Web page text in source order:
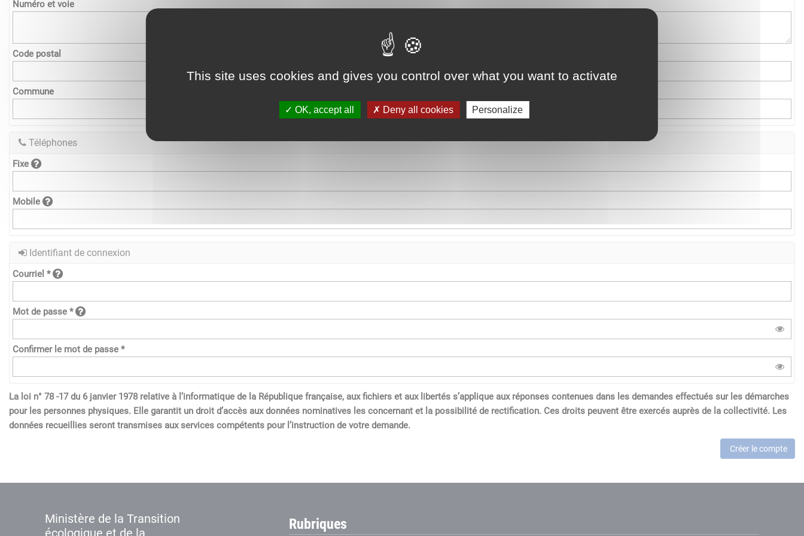
This site uses cookies and gives you control over what you want to activate
OK, accept all Deny all cookies Personalize
Numéro et voie
Code postal
Commune
Téléphones
Fixe
Mobile
Identifiant de connexion
Courriel *
Mot de passe *
Confirmer le mot de passe *
La loi n° 78 -17 du 6 janvier 1978 relative à l’informatique de la République française, aux fichiers et aux libertés s’applique aux réponses contenues dans les demandes effectués sur les démarches
pour les personnes physiques. Elle garantit un droit d’accès aux données nominatives les concernant et la possibilité de rectification. Ces droits peuvent être exercés auprès de la collectivité. Les
données recueillies seront transmises aux services compétents pour l’instruction de votre demande.
Créer le compte
Ministère de la Transition
écologique et de la
Rubriques